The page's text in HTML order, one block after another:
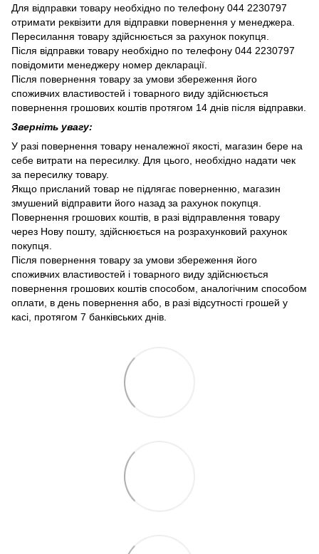
Для відправки товару необхідно по телефону 044 2230797
отримати реквізити для відправки повернення у менеджера.
Пересилання товару здійснюється за рахунок покупця.
Після відправки товару необхідно по телефону 044 2230797
повідомити менеджеру номер декларації.
Після повернення товару за умови збереження його
споживчих властивостей і товарного виду здійснюється
повернення грошових коштів протягом 14 днів після відправки.
Зверніть увагу:
У разі повернення товару неналежної якості, магазин бере на
себе витрати на пересилку. Для цього, необхідно надати чек
за пересилку товару.
Якщо присланий товар не підлягає поверненню, магазин
змушений відправити його назад за рахунок покупця.
Повернення грошових коштів, в разі відправлення товару
через Нову пошту, здійснюється на розрахунковий рахунок
покупця.
Після повернення товару за умови збереження його
споживчих властивостей і товарного виду здійснюється
повернення грошових коштів способом, аналогічним способом
оплати, в день повернення або, в разі відсутності грошей у
касі, протягом 7 банківських днів.